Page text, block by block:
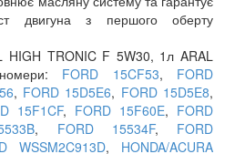
двигуна з першого оберту
HIGH TRONIC F 5W30, 1л ARAL
FORD 15CF53, FORD
, FORD 15D5E6, FORD 15D5E8,
15F1CF, FORD 15F60E, FORD
, FORD 15534F, FORD
WSSM2C913D, HONDA/ACURA